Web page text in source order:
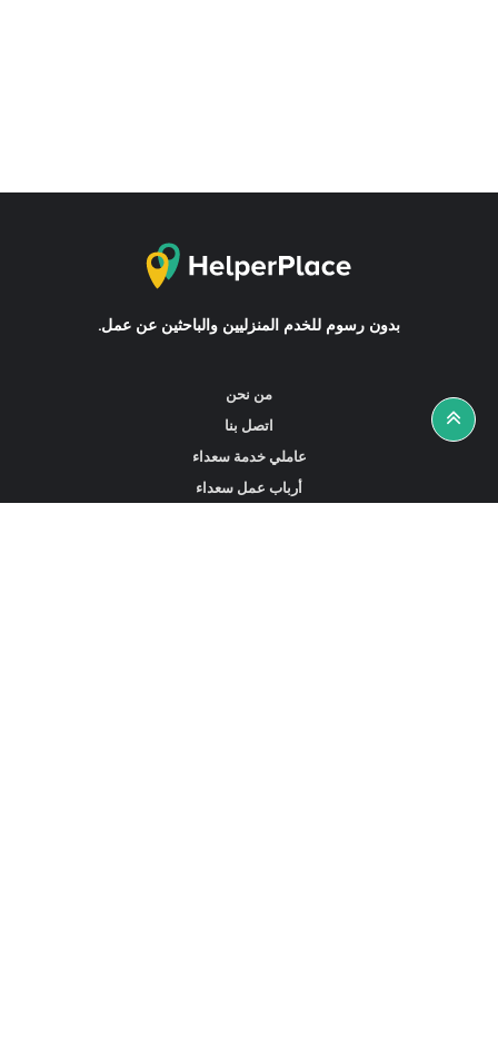
بدون رسوم للخدم المنزليين والباحثين عن عمل.
من نحن
اتصل بنا
عاملي خدمة سعداء
أرباب عمل سعداء